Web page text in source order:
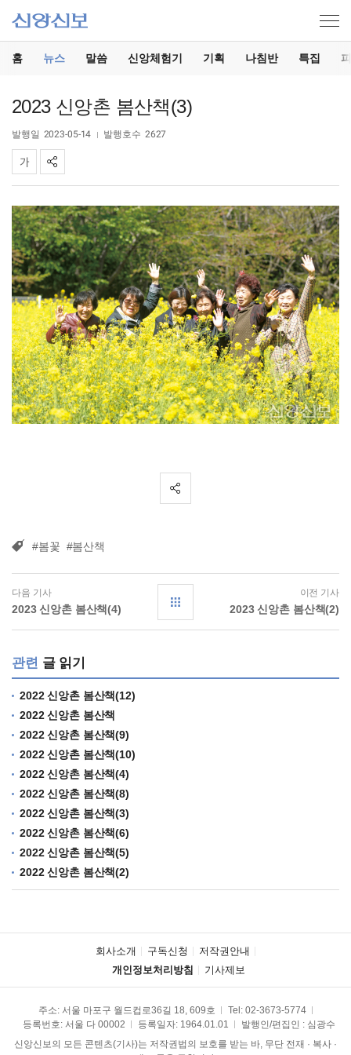
홈 뉴스 말씀 신앙체험기 기획 나침반 특집
2023 신앙촌 봄산책(3)
발행일 2023-05-14 발행호수 2627
#봄꽃 #봄산책
다음 기사
2023 신앙촌 봄산책(4)
이전 기사
2023 신앙촌 봄산책(2)
관련 글 읽기
2022 신앙촌 봄산책(12)
2022 신앙촌 봄산책
2022 신앙촌 봄산책(9)
2022 신앙촌 봄산책(10)
2022 신앙촌 봄산책(4)
2022 신앙촌 봄산책(8)
2022 신앙촌 봄산책(3)
2022 신앙촌 봄산책(6)
2022 신앙촌 봄산책(5)
2022 신앙촌 봄산책(2)
회사소개 구독신청
저작권안내
개인정보처리방침
기사제보
주소: 서울 마포구 월드컵로36길 18, 609호 Tel: 02-3673-5774
등록번호: 서울 다 00002
등록일자: 1964.01.01
발행인/편집인 : 심광수
신앙신보의 모든 콘텐츠(기사)는 저작권법의 보호를 받는 바, 무단 전재 · 복사 ·